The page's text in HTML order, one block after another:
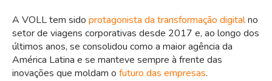
A VOLL tem sido protagonista da transformação digitalno
setor de viagens corporativas desde 2017 e, ao longo dos
últimos anos, se consolidou como a maior agência da
América Latina e se manteve sempre à frente das
inovações que moldam o futuro das empresas.